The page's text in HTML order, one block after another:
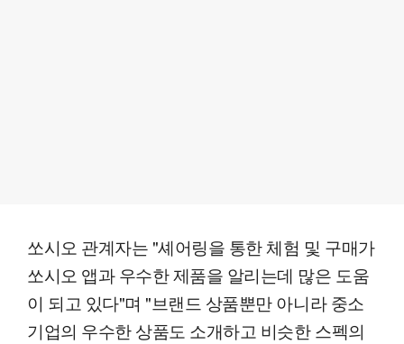
쏘시오 관계자는 "셰어링을 통한 체험 및 구매가
쏘시오 앱과 우수한 제품을 알리는데 많은 도움
이 되고 있다"며 "브랜드 상품뿐만 아니라 중소
기업의 우수한 상품도 소개하고 비슷한 스펙의